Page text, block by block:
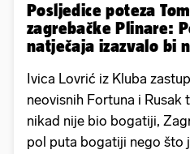
Posljedice poteza
zagrebačke Plinare:
natječaja izazvalo bi
Ivica Lovrić iz Kluba
neovisnih Fortuna i
nikad nije bio bogatiji,
pol puta bogatiji nego što